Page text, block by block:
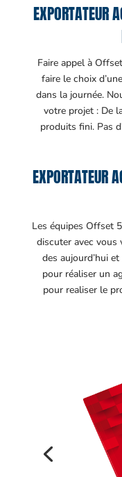
EXPORTATEUR
Faire appel à
faire le choix
dans la journée.
votre projet : De
produits fini. Pas
EXPORTATEUR
Les équipes Offset
discuter avec vous
des aujourd’hui
pour réaliser un
pour realiser le